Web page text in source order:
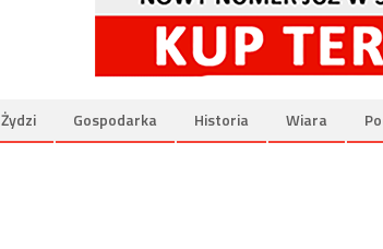
Żydzi Gospodarka Historia Wiara